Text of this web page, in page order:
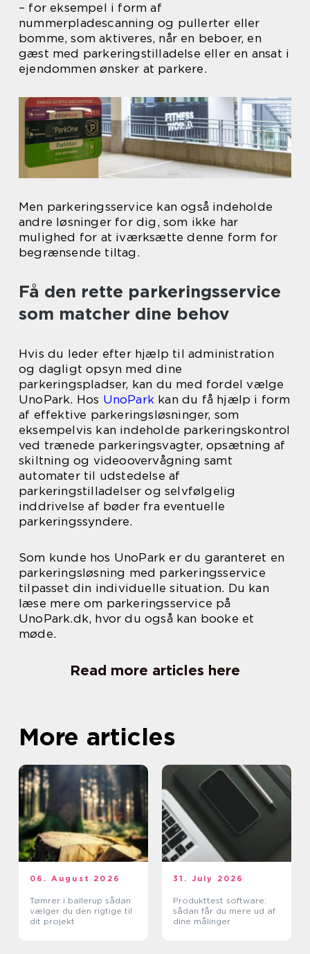
– for eksempel i form af
nummerpladescanning og pullerter eller
bomme, som aktiveres, når en beboer, en
gæst med parkeringstilladelse eller en ansat i
ejendommen ønsker at parkere.
Men parkeringsservice kan også indeholde
andre løsninger for dig, som ikke har
mulighed for at iværksætte denne form for
begrænsende tiltag.
Få den rette parkeringsservice
som matcher dine behov
Hvis du leder efter hjælp til administration
og dagligt opsyn med dine
parkeringspladser, kan du med fordel vælge
UnoPark. Hos UnoPark kan du få hjælp i form
af effektive parkeringsløsninger, som
eksempelvis kan indeholde parkeringskontrol
ved trænede parkeringsvagter, opsætning af
skiltning og videoovervågning samt
automater til udstedelse af
parkeringstilladelser og selvfølgelig
inddrivelse af bøder fra eventuelle
parkeringssyndere.
Som kunde hos UnoPark er du garanteret en
parkeringsløsning med parkeringsservice
tilpasset din individuelle situation. Du kan
læse mere om parkeringsservice på
UnoPark.dk, hvor du også kan booke et
møde.
Read more articles here
More articles
06. August 2026
Tømrer i ballerup sådan
vælger du den rigtige til
dit projekt
31. July 2026
Produkttest software:
sådan får du mere ud af
dine målinger